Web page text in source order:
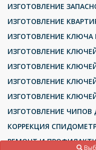
ИЗГОТОВЛЕНИЕ
ИЗГОТОВЛЕНИЕ
ИЗГОТОВЛЕНИЕ
ИЗГОТОВЛЕНИЕ
ИЗГОТОВЛЕНИЕ
ИЗГОТОВЛЕНИЕ
ИЗГОТОВЛЕНИЕ
ИЗГОТОВЛЕНИЕ ЧИПОВ
КОРРЕКЦИЯ
РЕМОНТ И